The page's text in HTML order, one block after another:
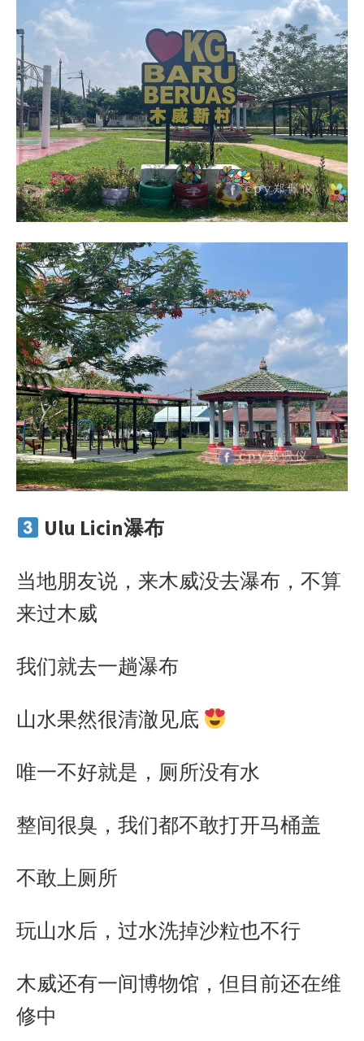
Ulu Licin瀑布
当地朋友说，来木威没去瀑布，不算
来过木威
我们就去一趟瀑布
山水果然很清澈见底
唯一不好就是，厕所没有水
整间很臭，我们都不敢打开马桶盖
不敢上厕所
玩山水后，过水洗掉沙粒也不行
木威还有一间博物馆，但目前还在维
修中